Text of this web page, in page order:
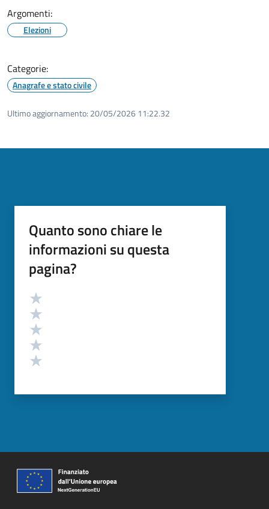
Argomenti:
Elezioni
Categorie:
Anagrafe e stato civile
Ultimo aggiornamento: 20/05/2026 11:22.32
Quanto sono chiare le
informazioni su questa
pagina?
Valutazione